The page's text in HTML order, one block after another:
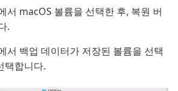
서 macOS 볼륨을 선택한 후, 복원 버
.
서 백업 데이터가 저장된 볼륨을 선택
택합니다.